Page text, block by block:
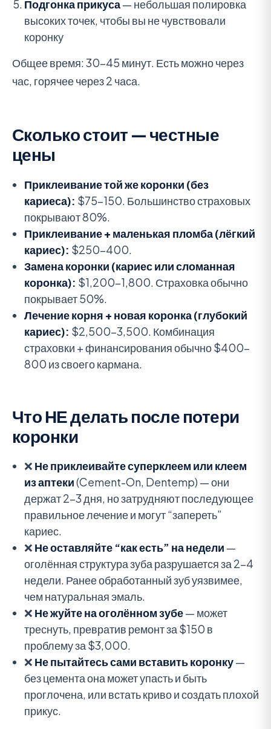
Подгонка прикуса— небольшая полировка
высоких точек, чтобы вы не чувствовали
коронку
Общее время: 30-45 минут. Есть можно через
час, горячее через 2 часа.
Сколько стоит — честные
цены
Приклеивание той же коронки (без
кариеса): $75-150. Большинство страховых
покрывают 80%.
Приклеивание + маленькая пломба (лёгкий
кариес): $250-400.
Замена коронки (кариес или сломанная
коронка): $1,200-1,800. Страховка обычно
покрывает 50%.
Лечение корня + новая коронка (глубокий
кариес): $2,500-3,500. Комбинация
страховки + финансирования обычно $400-
800 из своего кармана.
Что НЕ делать после потери
коронки
❌ Не приклеивайте суперклеем или клеем
из аптеки(Cement-On, Dentemp) — они
держат 2-3 дня, но затрудняют последующее
правильное лечение и могут “запереть”
кариес.
❌ Не оставляйте “как есть” на недели —
оголённая структура зуба разрушается за 2-4
недели. Ранее обработанный зуб уязвимее,
чем натуральная эмаль.
❌ Не жуйте на оголённом зубе— может
треснуть, превратив ремонт за $150 в
проблему за $3,000.
❌ Не пытайтесь сами вставить коронку—
без цемента она может упасть и быть
проглочена, или встать криво и создать плохой
прикус.